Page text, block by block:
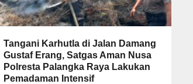
Tangani Karhutla di Jalan Damang
Gustaf Erang, Satgas Aman Nusa
Polresta Palangka Raya Lakukan
Pemadaman Intensif